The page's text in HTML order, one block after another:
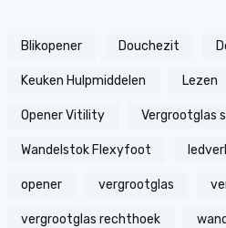
Blikopener Douchezit
Keuken Hulpmiddelen Lezen
Opener Vitility Vergrootglas
Wandelstok Flexyfoot
opener vergrootglas
vergrootglas rechthoek